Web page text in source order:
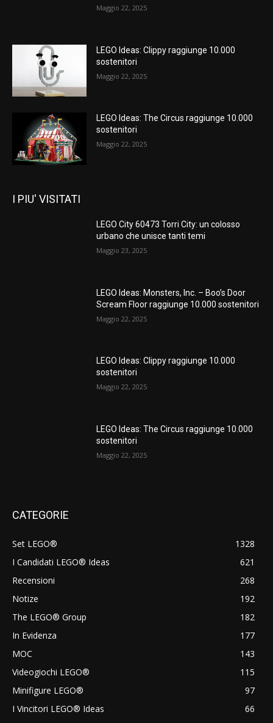
Maggio 22, 2025
LEGO Ideas: Clippy raggiunge 10.000
sostenitori
Maggio 22, 2025
LEGO Ideas: The Circus raggiunge 10.000
sostenitori
Maggio 22, 2025
I PIU' VISITATI
LEGO City 60473 Torri City: un colosso
urbano che unisce tanti temi
Maggio 23, 2025
LEGO Ideas: Monsters, Inc. – Boo’s Door
Scream Floor raggiunge 10.000 sostenitori
Maggio 22, 2025
LEGO Ideas: Clippy raggiunge 10.000
sostenitori
Maggio 22, 2025
LEGO Ideas: The Circus raggiunge 10.000
sostenitori
Maggio 22, 2025
CATEGORIE
Set LEGO®
1328
I Candidati LEGO® Ideas
621
Recensioni
268
Notize
192
The LEGO® Group
182
In Evidenza
177
MOC
143
Videogiochi LEGO®
115
Minifigure LEGO®
97
I Vincitori LEGO® Ideas
66